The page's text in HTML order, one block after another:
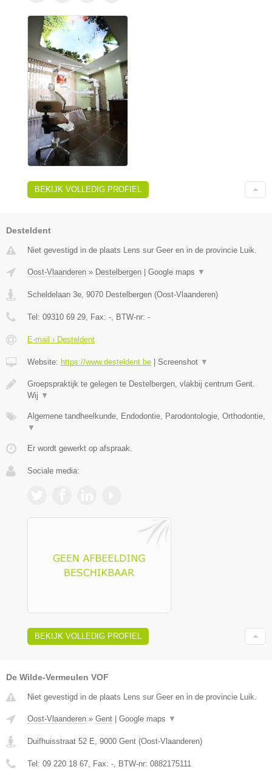
BEKIJK VOLLEDIG PROFIEL
Desteldent
Niet gevestigd in de plaats Lens sur Geer en in de provincie Luik.
Oost-Vlaanderen » Destelbergen Google maps ▼
Scheldelaan 3e 9070 Destelbergen (Oost-Vlaanderen)
Tel: 09310 69 29 , Fax: - , BTW-nr: -
E-mail › Desteldent
Website: https://www.desteldent.be Screenshot ▼
Groepspraktijk te gelegen te Destelbergen, vlakbij centrum Gent.
Wij ▼
Algemene tandheelkunde, Endodontie, Parodontologie, Orthodontie,
▼
Er wordt gewerkt op afspraak.
Sociale media:
BEKIJK VOLLEDIG PROFIEL
De Wilde-Vermeulen VOF
Niet gevestigd in de plaats Lens sur Geer en in de provincie Luik.
Oost-Vlaanderen » Gent Google maps ▼
Duifhuisstraat 52 E, 9000 Gent (Oost-Vlaanderen)
Tel: 09 220 18 67, Fax: -, BTW-nr: 0882175111